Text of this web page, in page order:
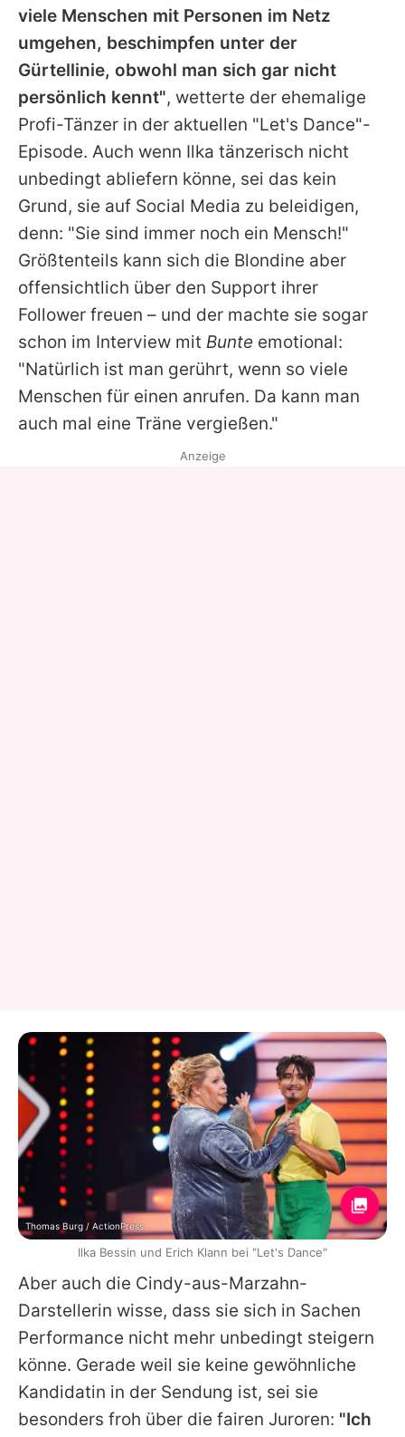
viele Menschen mit Personen im Netz
umgehen, beschimpfen unter der
Gürtellinie, obwohl man sich gar nicht
persönlich kennt", wetterte der ehemalige
Profi-Tänzer in der aktuellen "Let's Dance"-
Episode. Auch wenn Ilka tänzerisch nicht
unbedingt abliefern könne, sei das kein
Grund, sie auf Social Media zu beleidigen,
denn: "Sie sind immer noch ein Mensch!"
Größtenteils kann sich die Blondine aber
offensichtlich über den Support ihrer
Follower freuen – und der machte sie sogar
schon im Interview mit Bunte emotional:
"Natürlich ist man gerührt, wenn so viele
Menschen für einen anrufen. Da kann man
auch mal eine Träne vergießen."
Aber auch die Cindy-aus-Marzahn-
Darstellerin wisse, dass sie sich in Sachen
Performance nicht mehr unbedingt steigern
könne. Gerade weil sie keine gewöhnliche
Kandidatin in der Sendung ist, sei sie
besonders froh über die fairen Juroren: "Ich
Anzeige
Thomas Burg / ActionPress
Ilka Bessin und Erich Klann bei "Let's Dance"